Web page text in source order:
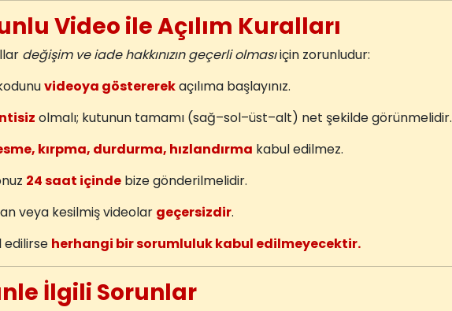
Video ile Açılım Kuralları
değişim ve iade hakkınızın geçerli olmasıiçin zorunludur:
videoya göstererekaçılıma başlayınız.
olmalı; kutunun tamamı (sağ–sol–üst–alt) net şekilde görünmelidir.
kırpma, durdurma, hızlandırma kabul edilmez.
24 saat içinde bize gönderilmelidir.
veya kesilmiş videolar geçersizdir.
edilirse herhangi bir sorumluluk kabul edilmeyecektir.
İlgili Sorunlar